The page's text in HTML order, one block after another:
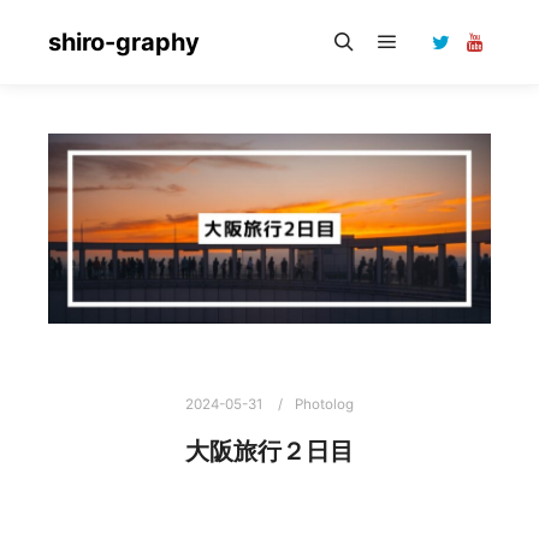
shiro-graphy
2024-05-31 Photolog
大阪旅行２日目